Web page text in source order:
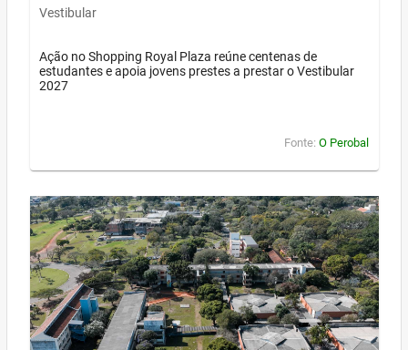
Vestibular
Ação no Shopping Royal Plaza reúne centenas de
estudantes e apoia jovens prestes a prestar o Vestibular
2027
Fonte: O Perobal